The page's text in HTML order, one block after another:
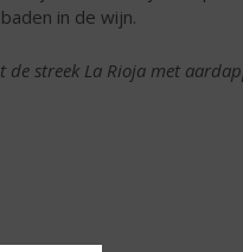
in de wijn.
streek La Rioja met